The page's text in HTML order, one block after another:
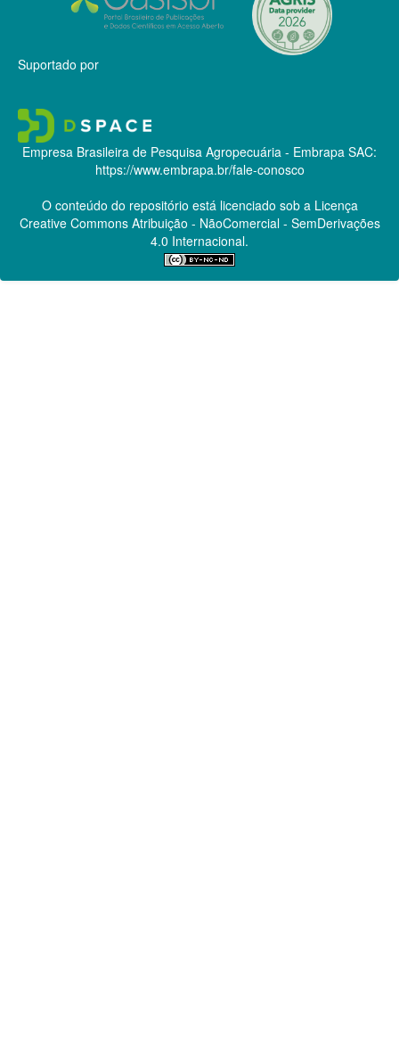
Suportado por
Empresa Brasileira de Pesquisa Agropecuária - Embrapa SAC:
https://www.embrapa.br/fale-conosco
O conteúdo do repositório está licenciado sob a Licença
Creative CommonsAtribuição - NãoComercial - SemDerivações
4.0 Internacional.